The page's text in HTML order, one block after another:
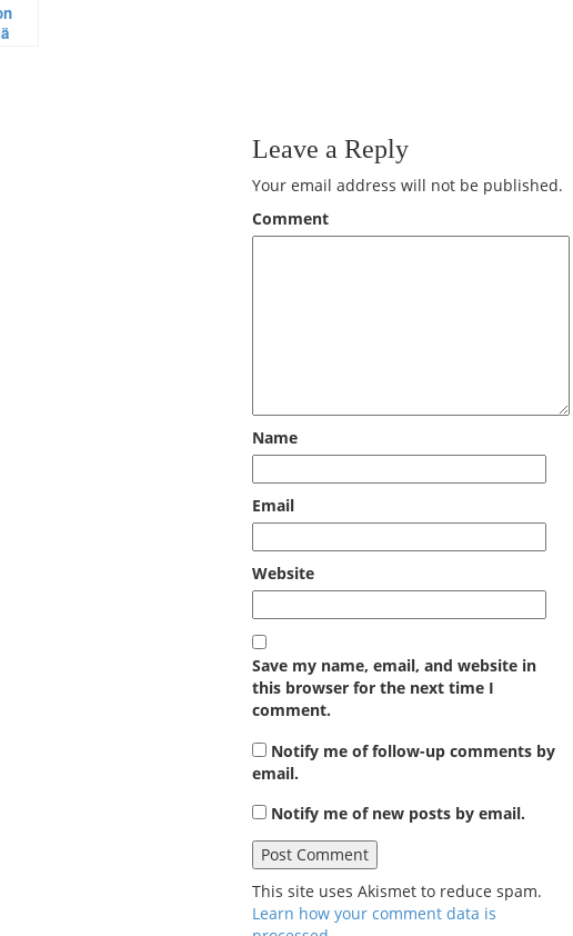
Leave a Reply
Your email address will not be published.
Comment
Name
Email
Website
Save my name, email, and website in
this browser for the next time I
comment.
Notify me of follow-up comments by
email.
Notify me of new posts by email.
This site uses Akismet to reduce spam.
Learn how your comment data is